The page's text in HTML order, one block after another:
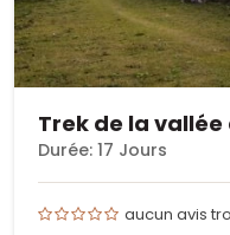
Trek de la vallée
Durée: 17 Jours
aucun avis